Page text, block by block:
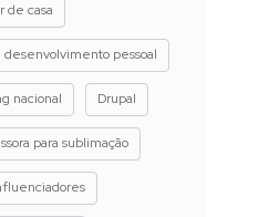
de casa
desenvolvimento pessoal
nacional Drupal
para sublimação